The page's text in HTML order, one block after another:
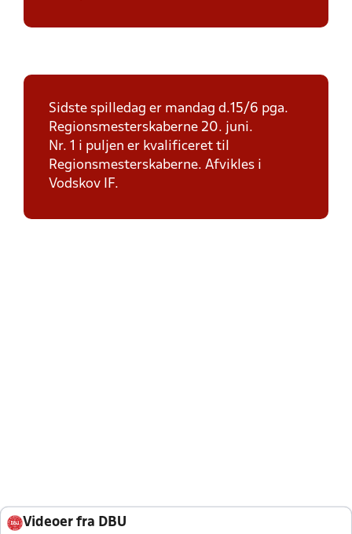
Sidste spilledag er mandag d.15/6 pga.
Regionsmesterskaberne 20. juni.
Nr. 1 i puljen er kvalificeret til
Regionsmesterskaberne. Afvikles i
Vodskov IF.
Videoer fra DBU